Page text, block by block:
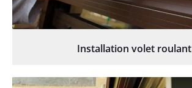
Installation volet roulant